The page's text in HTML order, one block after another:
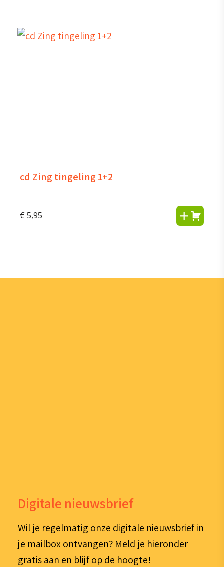
cd Zing tingeling 1+2
€ 5,95
Digitale nieuwsbrief
Wil je regelmatig onze digitale nieuwsbrief in
je mailbox ontvangen? Meld je hieronder
gratis aan en blijf op de hoogte!